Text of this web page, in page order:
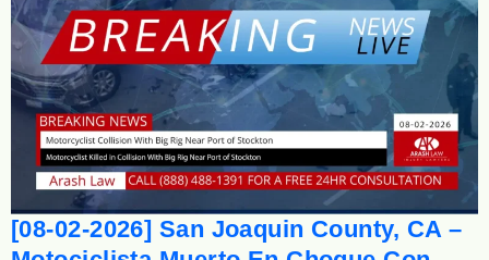
[08-02-2026] San Joaquin County, CA –